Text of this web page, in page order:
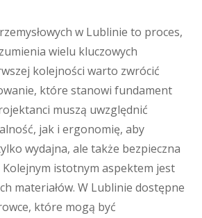
w Lublinie to proces,
wielu kluczowych
kolejności warto zwrócić
które stanowi fundament
muszą uwzględnić
jak i ergonomię, aby
wydajna, ale także bezpieczna
istotnym aspektem jest
materiałów. W Lublinie dostępne
które mogą być